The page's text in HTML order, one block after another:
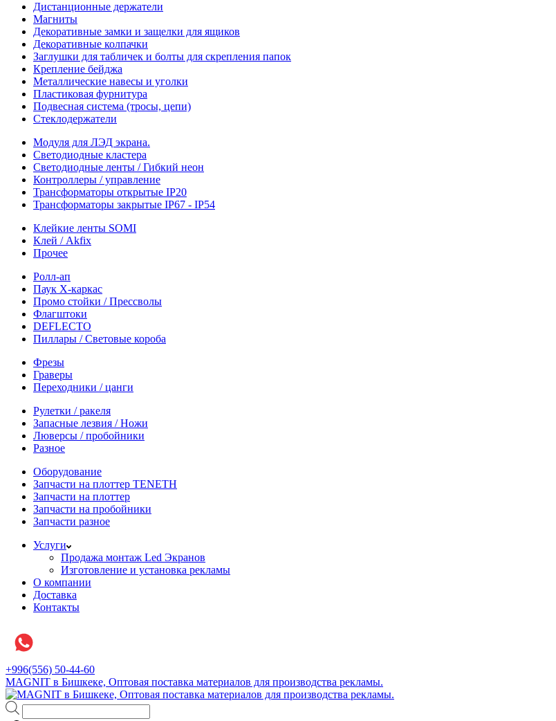
Дистанционные держатели
Магниты
Декоративные замки и защелки для ящиков
Декоративные колпачки
Заглушки для табличек и болты для скрепления папок
Крепление бейджа
Металлические навесы и уголки
Пластиковая фурнитура
Подвесная система (тросы, цепи)
Стеклодержатели
Модуля для ЛЭД экрана.
Светодиодные кластера
Светодиодные ленты / Гибкий неон
Контроллеры / управление
Трансформаторы открытые IP20
Трансформаторы закрытые IP67 - IP54
Клейкие ленты SOMI
Клей / Akfix
Прочее
Ролл-ап
Паук X-каркас
Промо стойки / Прессволы
Флагштоки
DEFLECTO
Пиллары / Световые короба
Фрезы
Граверы
Переходники / цанги
Рулетки / ракеля
Запасные лезвия / Ножи
Люверсы / пробойники
Разное
Оборудование
Запчасти на плоттер TENETH
Запчасти на плоттер
Запчасти на пробойники
Запчасти разное
Услуги
Продажа монтаж Led Экранов
Изготовление и установка рекламы
О компании
Доставка
Контакты
+996(556) 50-44-60
MAGNIT в Бишкеке, Оптовая поставка материалов для производства рекламы.
Поиск
товаров